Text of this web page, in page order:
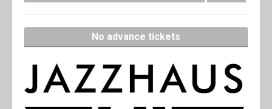
SHOP
No advance tickets